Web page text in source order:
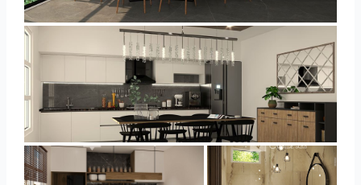
YUSMAN_DINING
YUSMAN_KITCHEN